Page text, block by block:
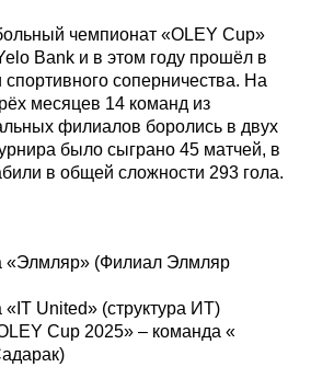
чемпионат «OLEY Cup»
Bank и в этом году прошёл в
соперничества. На
месяцев 14 команд из
филиалов боролись в двух
было сыграно 45 матчей, в
в общей сложности 293 гола.
«Элмляр» (Филиал Элмляр
United» (структура ИТ)
Cup 2025» – команда «